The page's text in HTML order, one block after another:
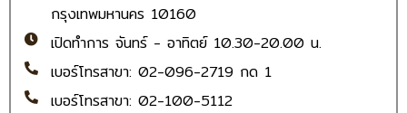
กรุงเทพมหานคร 10160
เปิดทำการ จันทร์ - อาทิตย์ 10.30-20.00 น.
เบอร์โทรสาขา: 02-096-2719 กด 1
เบอร์โทรสาขา: 02-100-5112